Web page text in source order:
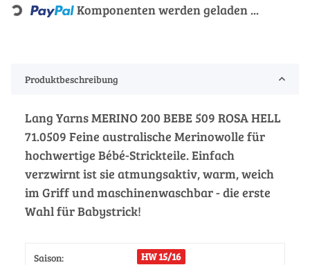
Loading... Komponenten werden geladen ...
Produktbeschreibung
Lang Yarns MERINO 200 BEBE 509 ROSA HELL
71.0509 Feine australische Merinowolle für
hochwertige Bébé-Strickteile. Einfach
verzwirnt ist sie atmungsaktiv, warm, weich
im Griff und maschinenwaschbar - die erste
Wahl für Babystrick!
Saison: HW 15/16